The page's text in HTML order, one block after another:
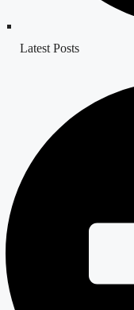
Latest Posts